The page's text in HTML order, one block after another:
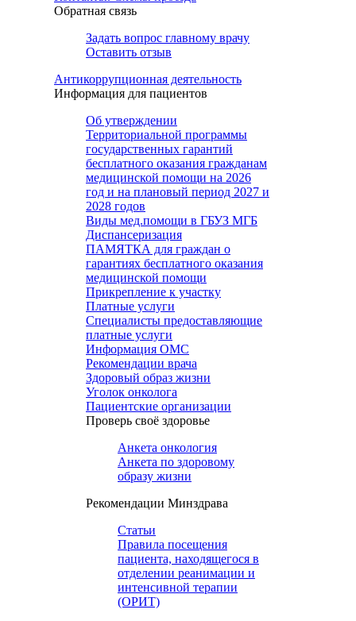
Обратная связь
Задать вопрос главному врачу
Оставить отзыв
Антикоррупционная деятельность
Информация для пациентов
Об утверждении
Территориальной программы
государственных гарантий
бесплатного оказания гражданам
медицинской помощи на 2026
год и на плановый период 2027 и
2028 годов
Виды мед.помощи в ГБУЗ МГБ
Диспансеризация
ПАМЯТКА для граждан о
гарантиях бесплатного оказания
медицинской помощи
Прикрепление к участку
Платные услуги
Специалисты предоставляющие
платные услуги
Информация ОМС
Рекомендации врача
Здоровый образ жизни
Уголок онколога
Пациентские организации
Проверь своё здоровье
Анкета онкология
Анкета по здоровому
образу жизни
Рекомендации Минздрава
Статьи
Правила посещения
пациента, находящегося в
отделении реанимации и
интенсивной терапии
(ОРИТ)